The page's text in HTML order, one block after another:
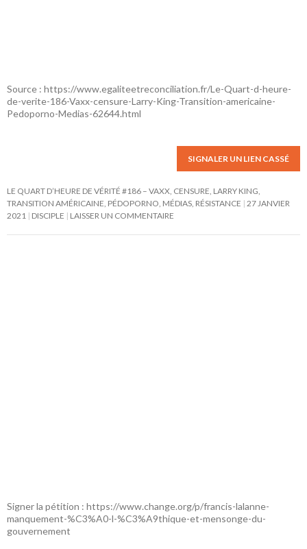
Source : https://www.egaliteetreconciliation.fr/Le-Quart-d-heure-
de-verite-186-Vaxx-censure-Larry-King-Transition-americaine-
Pedoporno-Medias-62644.html
SIGNALER UN LIEN CASSÉ
LE QUART D’HEURE DE VÉRITÉ #186 – VAXX, CENSURE, LARRY KING,
TRANSITION AMÉRICAINE, PÉDOPORNO, MÉDIAS, RÉSISTANCE 27 JANVIER
2021 DISCIPLE LAISSER UN COMMENTAIRE
Signer la pétition : https://www.change.org/p/francis-lalanne-
manquement-%C3%A0-l-%C3%A9thique-et-mensonge-du-
gouvernement